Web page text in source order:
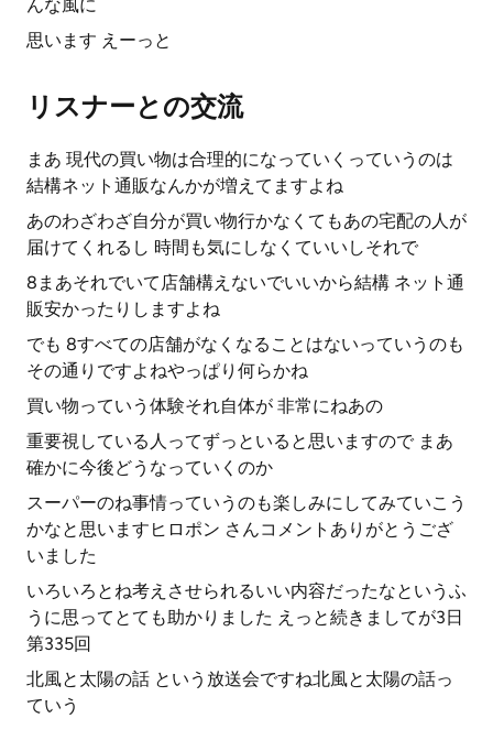
んな風に
思います えーっと
リスナーとの交流
まあ 現代の買い物は合理的になっていくっていうのは
結構ネット通販なんかが増えてますよね
あのわざわざ自分が買い物行かなくてもあの宅配の人が
届けてくれるし 時間も気にしなくていいしそれで
8まあそれでいて店舗構えないでいいから結構 ネット通
販安かったりしますよね
でも 8すべての店舗がなくなることはないっていうのも
その通りですよねやっぱり何らかね
買い物っていう体験それ自体が 非常にねあの
重要視している人ってずっといると思いますので まあ
確かに今後どうなっていくのか
スーパーのね事情っていうのも楽しみにしてみていこう
かなと思いますヒロポン さんコメントありがとうござ
いました
いろいろとね考えさせられるいい内容だったなというふ
うに思ってとても助かりました えっと続きましてが3日
第335回
北風と太陽の話 という放送会ですね北風と太陽の話っ
ていう